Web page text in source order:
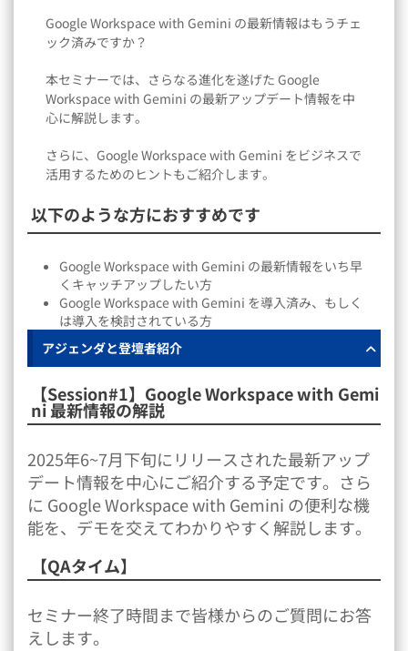
Google Workspace with Gemini の最新情報はもうチェ
ック済みですか？
本セミナーでは、さらなる進化を遂げた Google
Workspace with Gemini の最新アップデート情報を中
心に解説します。
さらに、Google Workspace with Gemini をビジネスで
活用するためのヒントもご紹介します。
以下のような方におすすめです
Google Workspace with Gemini の最新情報をいち早
くキャッチアップしたい方
Google Workspace with Gemini を導入済み、もしく
は導入を検討されている方
アジェンダと登壇者紹介
【Session#1】Google Workspace with Gemi
ni 最新情報の解説
2025年6~7月下旬にリリースされた最新アップ
デート情報を中心にご紹介する予定です。さら
に Google Workspace with Gemini の便利な機
能を、デモを交えてわかりやすく解説します。
【QAタイム】
セミナー終了時間まで皆様からのご質問にお答
えします。